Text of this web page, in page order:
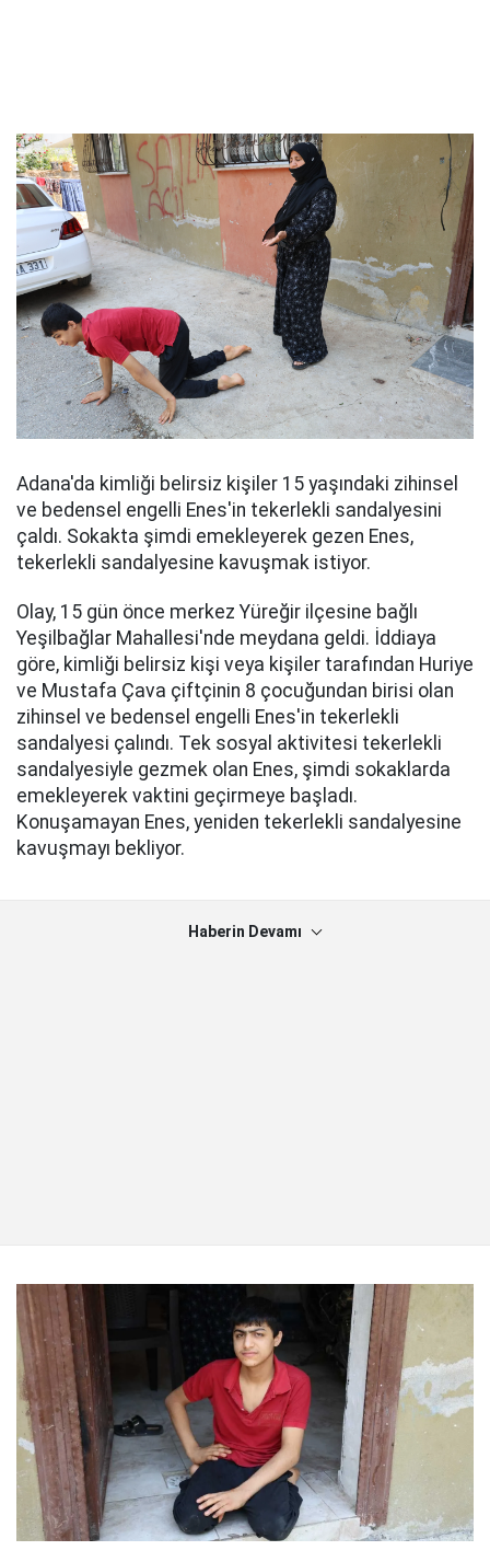
Adana'da kimliği belirsiz kişiler 15 yaşındaki zihinsel
ve bedensel engelli Enes'in tekerlekli sandalyesini
çaldı. Sokakta şimdi emekleyerek gezen Enes,
tekerlekli sandalyesine kavuşmak istiyor.
Olay, 15 gün önce merkez Yüreğir ilçesine bağlı
Yeşilbağlar Mahallesi'nde meydana geldi. İddiaya
göre, kimliği belirsiz kişi veya kişiler tarafından Huriye
ve Mustafa Çava çiftçinin 8 çocuğundan birisi olan
zihinsel ve bedensel engelli Enes'in tekerlekli
sandalyesi çalındı. Tek sosyal aktivitesi tekerlekli
sandalyesiyle gezmek olan Enes, şimdi sokaklarda
emekleyerek vaktini geçirmeye başladı.
Konuşamayan Enes, yeniden tekerlekli sandalyesine
kavuşmayı bekliyor.
Haberin Devamı